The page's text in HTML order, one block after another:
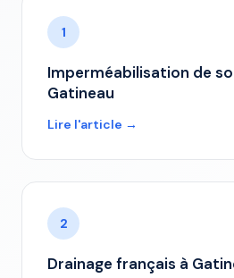
1
Imperméabilisation de
Gatineau
Lire l'article →
2
Drainage français à